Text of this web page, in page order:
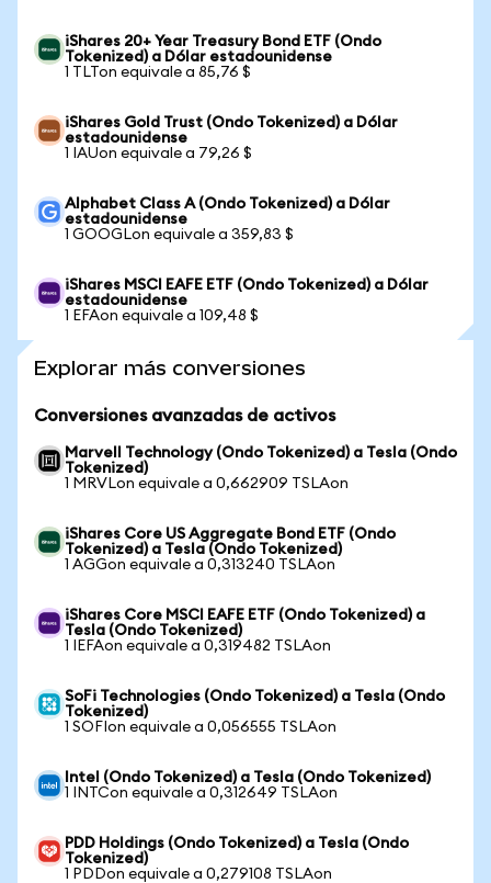
iShares 20+ Year Treasury Bond ETF (Ondo
Tokenized) a Dólar estadounidense
1 TLTon equivale a 85,76 $
iShares Gold Trust (Ondo Tokenized) a Dólar
estadounidense
1 IAUon equivale a 79,26 $
Alphabet Class A (Ondo Tokenized) a Dólar
estadounidense
1 GOOGLon equivale a 359,83 $
iShares MSCI EAFE ETF (Ondo Tokenized) a Dólar
estadounidense
1 EFAon equivale a 109,48 $
Explorar más conversiones
Conversiones avanzadas de activos
Marvell Technology (Ondo Tokenized) a Tesla (Ondo
Tokenized)
1 MRVLon equivale a 0,662909 TSLAon
iShares Core US Aggregate Bond ETF (Ondo
Tokenized) a Tesla (Ondo Tokenized)
1 AGGon equivale a 0,313240 TSLAon
iShares Core MSCI EAFE ETF (Ondo Tokenized) a
Tesla (Ondo Tokenized)
1 IEFAon equivale a 0,319482 TSLAon
SoFi Technologies (Ondo Tokenized) a Tesla (Ondo
Tokenized)
1 SOFIon equivale a 0,056555 TSLAon
Intel (Ondo Tokenized) a Tesla (Ondo Tokenized)
1 INTCon equivale a 0,312649 TSLAon
PDD Holdings (Ondo Tokenized) a Tesla (Ondo
Tokenized)
1 PDDon equivale a 0,279108 TSLAon